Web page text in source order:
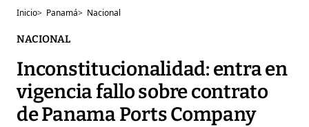
Inicio> Panamá> Nacional
NACIONAL
Inconstitucionalidad: entra en
vigencia fallo sobre contrato
de Panama Ports Company